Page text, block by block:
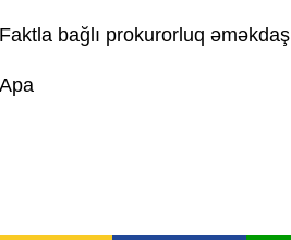
Faktla bağlı prokurorluq
Apa